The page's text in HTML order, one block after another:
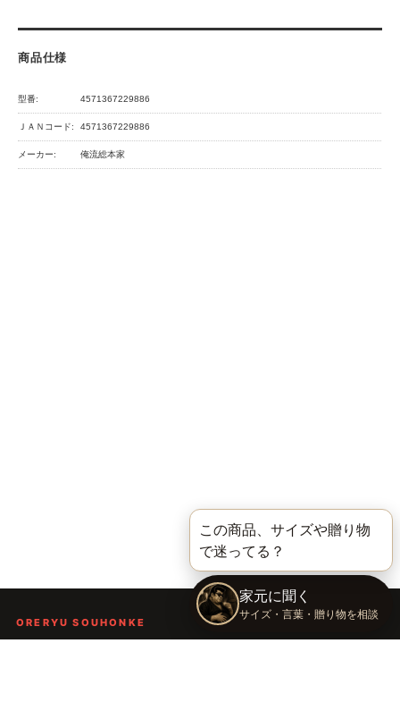
商品仕様
型番: 4571367229886
ＪＡＮコード: 4571367229886
メーカー: 俺流総本家
ORERYU SOUHONKE